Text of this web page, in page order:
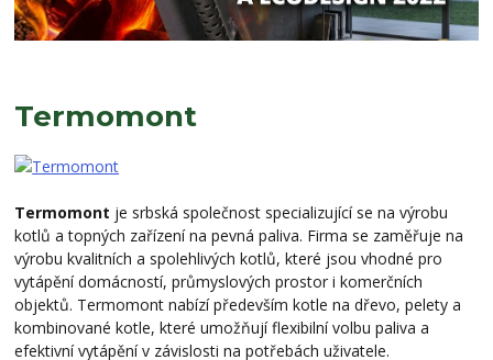
Termomont
Termomont je srbská společnost specializující se na výrobu
kotlů a topných zařízení na pevná paliva. Firma se zaměřuje na
výrobu kvalitních a spolehlivých kotlů, které jsou vhodné pro
vytápění domácností, průmyslových prostor i komerčních
objektů. Termomont nabízí především kotle na dřevo, pelety a
kombinované kotle, které umožňují flexibilní volbu paliva a
efektivní vytápění v závislosti na potřebách uživatele.